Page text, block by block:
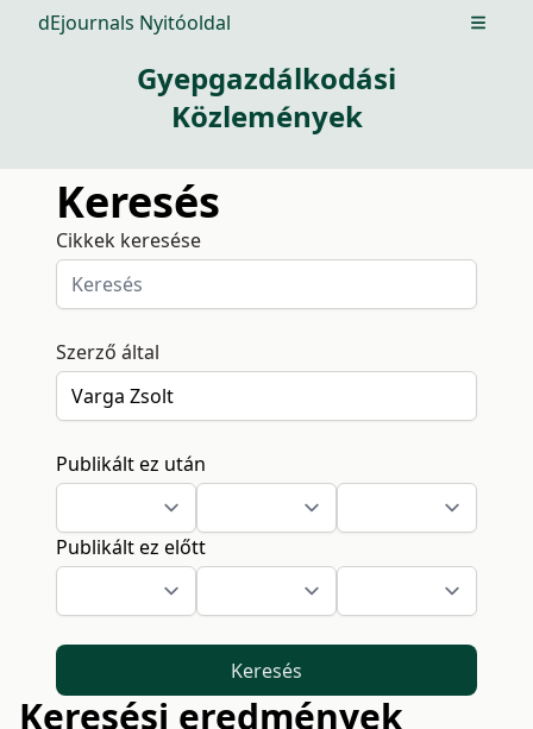
dEjournals Nyitóoldal Open
Gyepgazdálkodási
Közlemények
Keresés
Cikkek keresése
Szerző által
Publikált ez után
Publikált ez előtt
Keresés
Keresési eredmények